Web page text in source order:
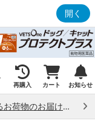
開く
再購入 カート お知らせ
熊本県熊本地方で発生した地震によるお荷物のお届け状況について （7/28）